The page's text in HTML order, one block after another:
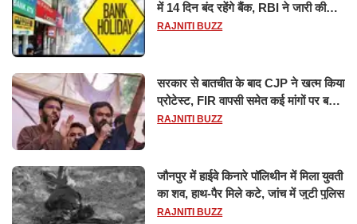
में 14 दिन बंद रहेंगे बैंक, RBI ने जारी की
छुट्टियों की लिस्ट​​​​​​​
RAJNITI BUZZ
सरकार से बातचीत के बाद CJP ने खत्म किया
प्रोटेस्ट, FIR वापसी समेत कई मांगों पर बनी
सहमति
RAJNITI BUZZ
जौनपुर में हाईवे किनारे पॉलिथीन में मिला युवती
का शव, हाथ-पैर मिले कटे, जांच में जुटी पुलिस
RAJNITI BUZZ